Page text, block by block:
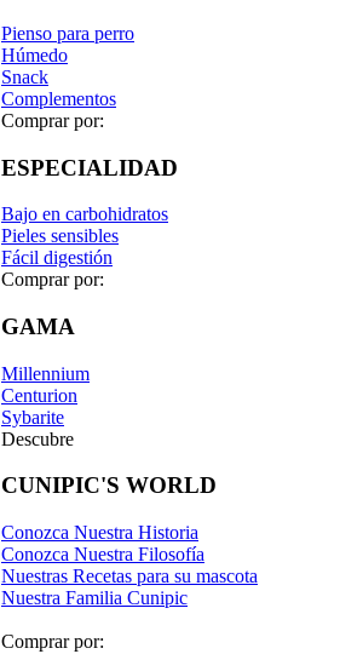
Pienso para perro
Húmedo
Snack
Complementos
Comprar por:
ESPECIALIDAD
Bajo en carbohidratos
Pieles sensibles
Fácil digestión
Comprar por:
GAMA
Millennium
Centurion
Sybarite
Descubre
CUNIPIC'S WORLD
Conozca Nuestra Historia
Conozca Nuestra Filosofía
Nuestras Recetas para su mascota
Nuestra Familia Cunipic
Comprar por: